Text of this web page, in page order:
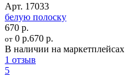
Арт. 17033
белую полоску
670 р.
от 0 р.670 р.
В наличии на маркетплейсах
1 отзыв
5